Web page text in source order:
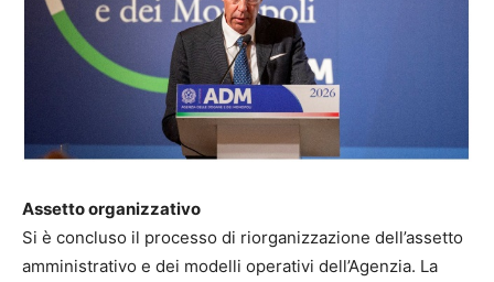
Assetto organizzativo
Si è concluso il processo di riorganizzazione dell’assetto
amministrativo e dei modelli operativi dell’Agenzia. La